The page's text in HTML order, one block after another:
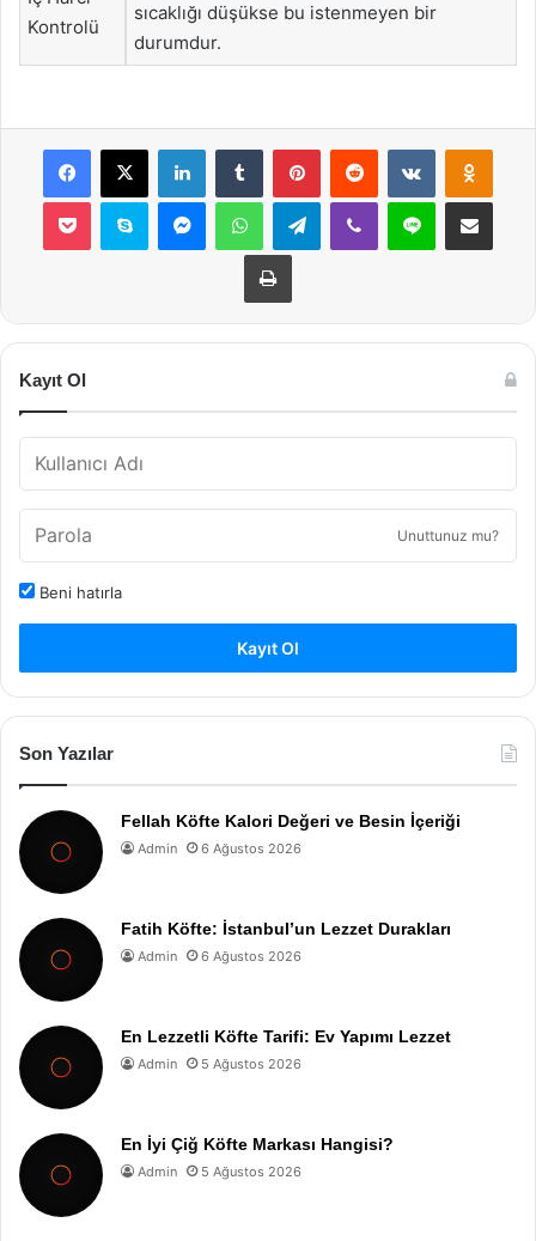
Kontrolü
sıcaklığı düşükse bu istenmeyen bir
durumdur.
Facebook
X LinkedInTumblr PinterestReddit VKontakte
Pocket Skype MessengerWhatsAppTelegramViber Line E-Posta ile
Yazdır
Kayıt Ol
Unuttunuz mu?
Beni hatırla
Kayıt Ol
Son Yazılar
Fellah Köfte Kalori Değeri ve Besin İçeriği
Admin 6 Ağustos 2026
Fatih Köfte: İstanbul’un Lezzet Durakları
Admin 6 Ağustos 2026
En Lezzetli Köfte Tarifi: Ev Yapımı Lezzet
Admin 5 Ağustos 2026
En İyi Çiğ Köfte Markası Hangisi?
Admin 5 Ağustos 2026